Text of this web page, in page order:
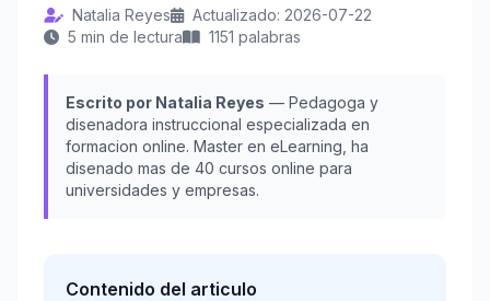
Natalia Reyes
Actualizado: 2026-07-22
5 min de lectura
1151 palabras
Escrito por Natalia Reyes — Pedagoga y
disenadora instruccional especializada en
formacion online. Master en eLearning, ha
disenado mas de 40 cursos online para
universidades y empresas.
Contenido del articulo